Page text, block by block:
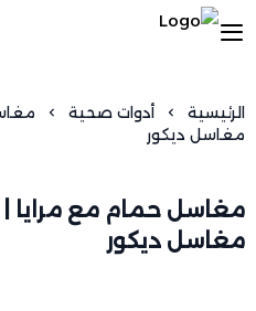
الرئيسية أدوات صحية
مغاسل ديكور
مغاسل حمام مع مرايا |
مغاسل ديكور